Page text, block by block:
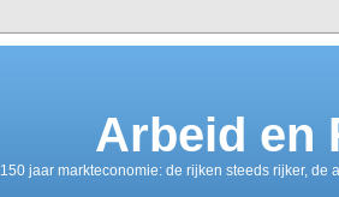
Arbeid en
150 jaar markteconomie: de rijken steeds rijker, de